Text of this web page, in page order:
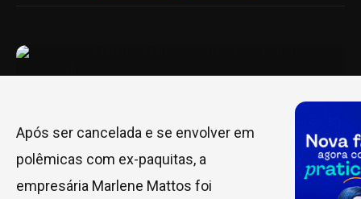
Após ser cancelada e se envolver em
polêmicas com ex-paquitas, a
empresária Marlene Mattos foi